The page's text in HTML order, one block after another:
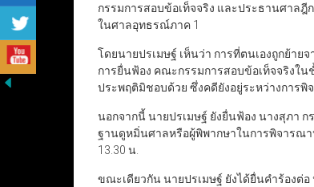
กรรมการสอบข้อเท็จจริง และประธานศาล
ในศาลอุทธรณ์ภาค 1
โดยนายปรเมษฐ์ เห็นว่า การที่ตนเองถูกย้า
การยื่นฟ้อง คณะกรรมการสอบข้อเท็จจริงใ
ประพฤติมิชอบด้วย ซึ่งคดียังอยู่ระหว่างการ
นอกจากนี้ นายปรเมษฐ์ ยังยื่นฟ้อง นางสุภา
ฐานดูหมิ่นศาลหรือผู้พิพากษาในการพิจารณ
13.30 น.
ขณะเดียวกัน นายปรเมษฐ์ ยังได้ยื่นคำร้องต่